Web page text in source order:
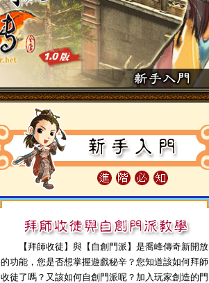
【拜師收徒】與【自創門派】是喬峰傳奇新開放
的功能，您是否想掌握遊戲秘辛？您知道該如何拜師
收徒了嗎？又該如何自創門派呢？加入玩家創造的門